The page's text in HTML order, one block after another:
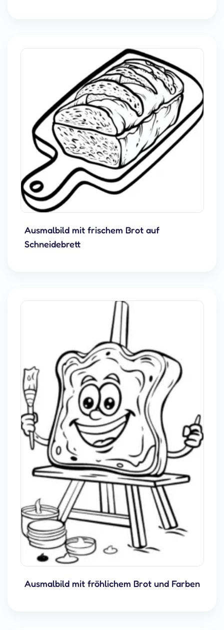
Ausmalbild mit frischem Brot auf
Schneidebrett
Ausmalbild mit fröhlichem Brot und Farben